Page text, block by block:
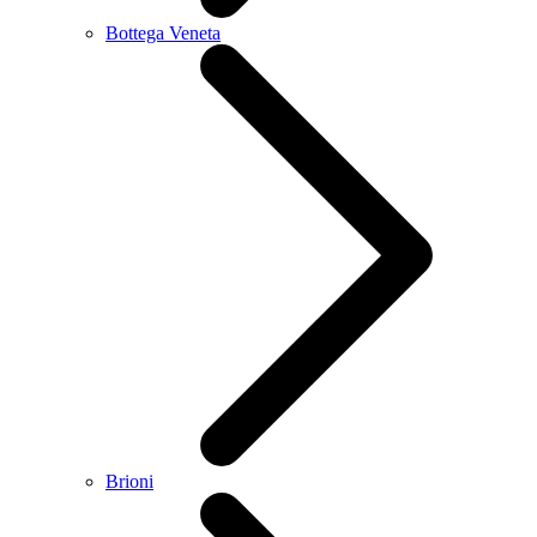
Bottega Veneta
Brioni